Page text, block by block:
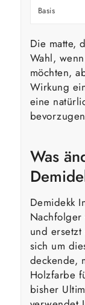
Basis
Die matte,
Wahl,
möchten,
Wirkung
eine
Was
Demidekk
Nachfolger
und
sich um
deckende,
Holzfarbe
bisher